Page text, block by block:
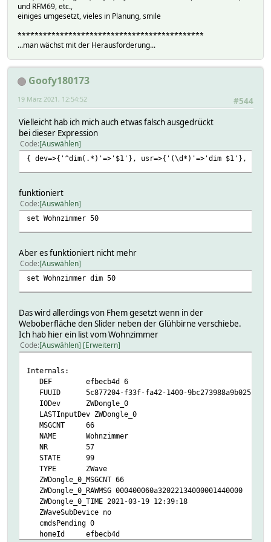
und RFM69, etc.,
einiges umgesetzt, vieles in Planung, smile
********************************************
...man wächst mit der Herausforderung...
Goofy180173
#544
19 März 2021, 12:54:52
Vielleicht hab ich mich auch etwas falsch ausgedrückt
bei dieser Expression
Code Auswählen
{ dev=>{'^dim(.*)'=>'$1'}, usr=>{'(\d*)'=>'dim $1'},
funktioniert
Code Auswählen
set Wohnzimmer 50
Aber es funktioniert nicht mehr
Code Auswählen
set Wohnzimmer dim 50
Das wird allerdings von Fhem gesetzt wenn in der
Weboberfläche den Slider neben der Glühbirne verschiebe.
Ich hab hier ein list vom Wohnzimmer
Code Auswählen Erweitern
Internals:
DEF efbecb4d 6
FUUID 5c877204-f33f-fa42-1400-9bc273988a9b0251
IODev ZWDongle_0
LASTInputDev ZWDongle_0
MSGCNT 66
NAME Wohnzimmer
NR 57
STATE 99
TYPE ZWave
ZWDongle_0_MSGCNT 66
ZWDongle_0_RAWMSG 000400060a32022134000001440000
ZWDongle_0_TIME 2021-03-19 12:39:18
ZWaveSubDevice no
cmdsPending 0
homeId efbecb4d